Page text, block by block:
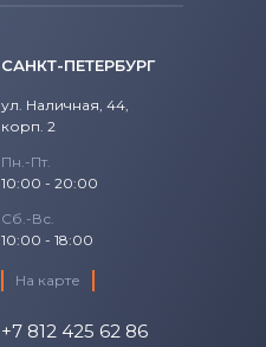
САНКТ-ПЕТЕРБУРГ
ул. Наличная, 44,
корп. 2
Пн.-Пт.
10:00 - 20:00
Сб.-Вс.
10:00 - 18:00
На карте
+7 812 425 62 86